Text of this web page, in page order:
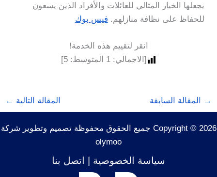
يجعلها الخيار المثالي للعائلات والأفراد الذين يسعون
للحفاظ على نظافة منازلهم. فيس بوك
انقر لتقييم هذه الخدمة!
[الاجمالي: 1 المتوسط:5
]
→ المقالة السابقة المقالة التالية ←
Copyright © 2026 جميع الحقوق محفوظة تصميم وتطوير شركة
olymoo
سياسة الخصوصية اتصل بنا